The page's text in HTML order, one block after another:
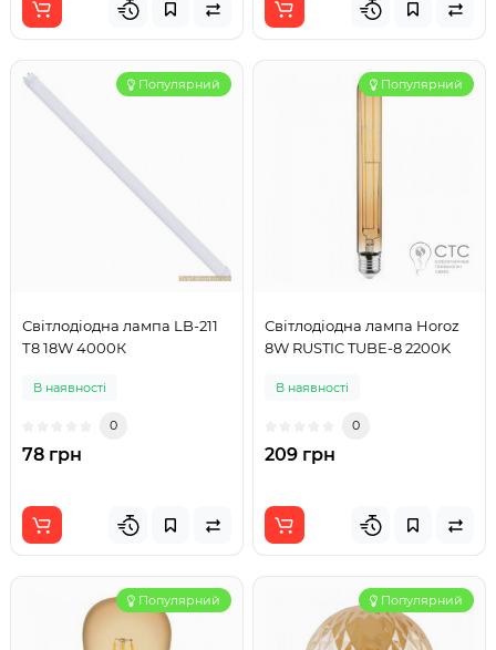
Популярний
Світлодіодна лампа LB-211
Т8 18W 4000К
В наявності
0
78 грн
Популярний
Світлодіодна лампа Horoz
8W RUSTIC TUBE-8 2200K
В наявності
0
209 грн
Популярний Популярний